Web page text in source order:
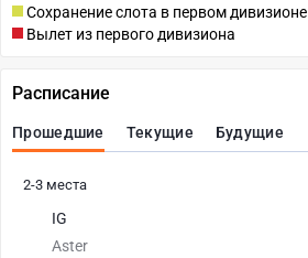
Сохранение слота в первом дивизионе
Вылет из первого дивизиона
Расписание
Прошедшие Текущие Будущие
IG
Aster
2-3 места